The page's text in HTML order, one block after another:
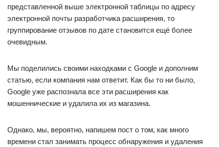
представленной выше электронной таблицы по адресу
электронной почты разработчика расширения, то
группирование отзывов по дате становится ещё более
очевидным.
Мы поделились своими находками с Google и дополним
статью, если компания нам ответит. Как бы то ни было,
Google уже распознала все эти расширения как
мошеннические и удалила их из магазина.
Однако, мы, вероятно, напишем пост о том, как много
времени стал занимать процесс обнаружения и удаления